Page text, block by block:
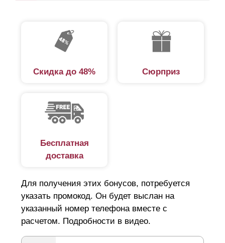
Скидка до 48% Сюрприз
Бесплатная
доставка
Для получения этих бонусов, потребуется
указать промокод. Он будет выслан на
указанный номер телефона вместе с
расчетом. Подробности в видео.